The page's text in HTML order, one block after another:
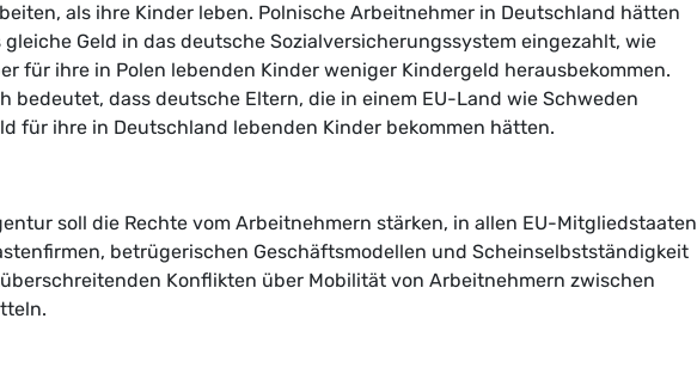
als ihre Kinder leben. Polnische Arbeitnehmer in Deutschland hätten
gleiche Geld in das deutsche Sozialversicherungssystem eingezahlt, wie
für ihre in Polen lebenden Kinder weniger Kindergeld herausbekommen.
bedeutet, dass deutsche Eltern, die in einem EU-Land wie Schweden
für ihre in Deutschland lebenden Kinder bekommen hätten.
soll die Rechte vom Arbeitnehmern stärken, in allen EU-Mitgliedstaaten
betrügerischen Geschäftsmodellen und Scheinselbstständigkeit
Konflikten über Mobilität von Arbeitnehmern zwischen